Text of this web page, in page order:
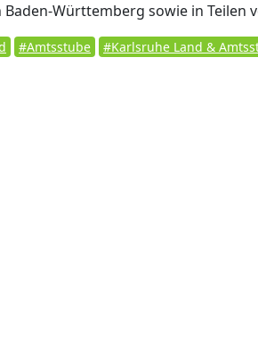
Württemberg sowie in Teilen
#Amtsstube #Karlsruhe Land &